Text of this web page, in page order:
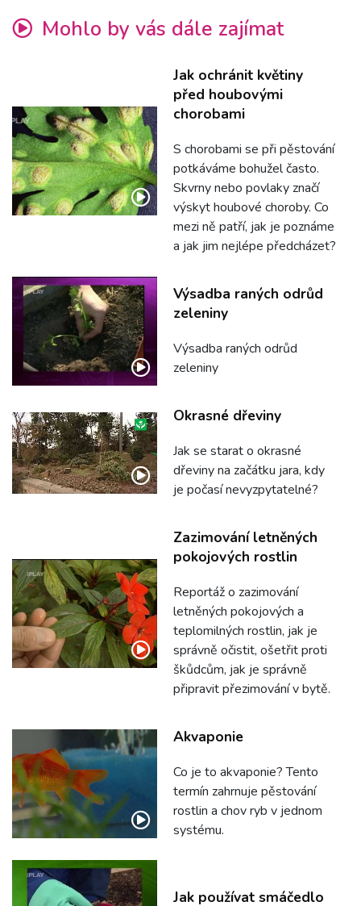
Mohlo by vás dále zajímat
Jak ochránit květiny
před houbovými
chorobami
S chorobami se při pěstování
potkáváme bohužel často.
Skvrny nebo povlaky značí
výskyt houbové choroby. Co
mezi ně patří, jak je poznáme
a jak jim nejlépe předcházet?
Výsadba raných odrůd
zeleniny
Výsadba raných odrůd
zeleniny
Okrasné dřeviny
Jak se starat o okrasné
dřeviny na začátku jara, kdy
je počasí nevyzpytatelné?
Zazimování letněných
pokojových rostlin
Reportáž o zazimování
letněných pokojových a
teplomilných rostlin, jak je
správně očistit, ošetřit proti
škůdcům, jak je správně
připravit přezimování v bytě.
Akvaponie
Co je to akvaponie? Tento
termín zahrnuje pěstování
rostlin a chov ryb v jednom
systému.
Jak používat smáčedlo